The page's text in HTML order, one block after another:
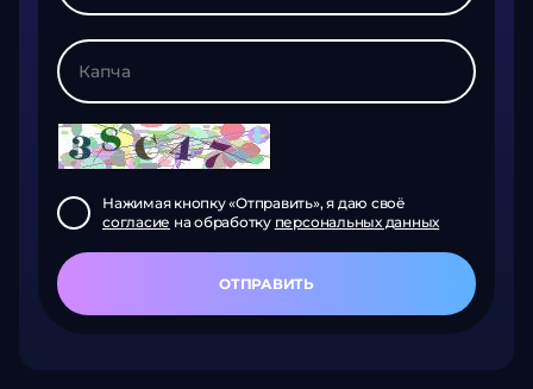
Нажимая кнопку «Отправить», я даю своё
согласие на обработку персональных данных
ОТПРАВИТЬ